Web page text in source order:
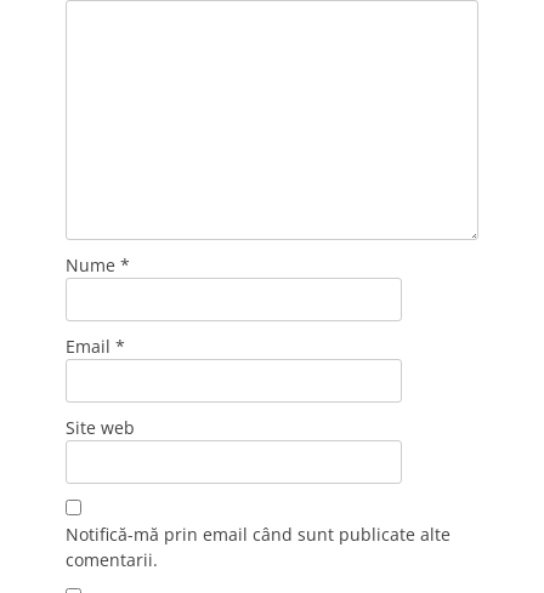
Nume *
Email *
Site web
Notifică-mă prin email când sunt publicate alte
comentarii.